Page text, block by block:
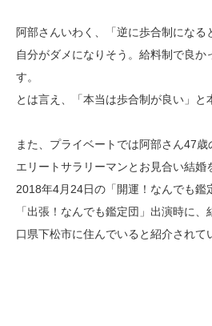
阿部さんいわく、「逆に歩合制になる
自分がダメになりそう。給料制で良か
す。
とは言え、「本当は歩合制が良い」と
また、プライベートでは阿部さん47
エリートサラリーマンとお見合い結婚
2018年4月24日の「開運！なんでも鑑
「出張！なんでも鑑定団」出演時に
口県下松市に住んでいると紹介されて